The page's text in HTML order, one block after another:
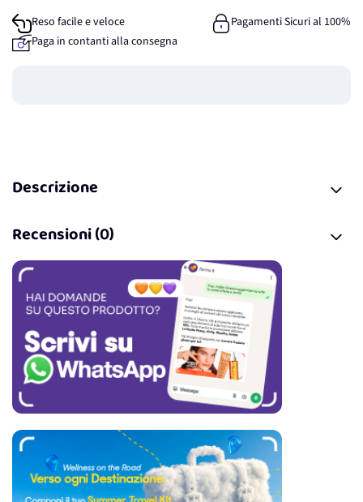
Reso facile e veloce
Pagamenti Sicuri al 100%
Paga in contanti alla consegna
Descrizione
Recensioni (0)